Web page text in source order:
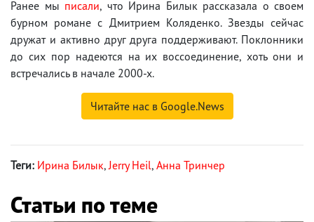
Ранее мы писали, что Ирина Билык рассказала о своем
бурном романе с Дмитрием Коляденко. Звезды сейчас
дружат и активно друг друга поддерживают. Поклонники
до сих пор надеются на их воссоединение, хоть они и
встречались в начале 2000-х.
Читайте нас в Google.News
Теги: Ирина Билык,Jerry Heil, Анна Тринчер
Статьи по теме